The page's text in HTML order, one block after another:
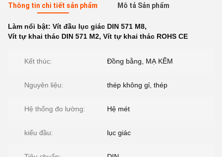
Thông tin chi tiết sản phẩm Mô tả Sản phẩm
Làm nổi bật: Vít đầu lục giác DIN 571 M8,
Vít tự khai thác DIN 571 M2, Vít tự khai thác ROHS CE
Kết thúc: Đồng bằng, MẠ KẼM
Nguyên liệu: thép không gỉ, thép
Hệ thống đo lường: Hệ mét
kiểu đầu: lục giác